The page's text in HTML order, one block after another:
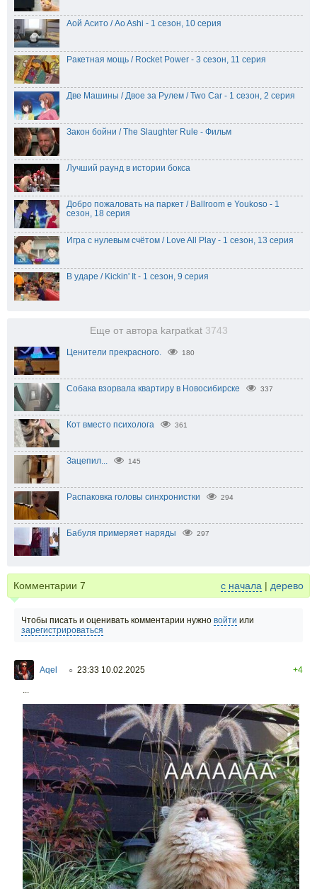
Аой Асито / Ao Ashi - 1 сезон, 10 серия
Ракетная мощь / Rocket Power - 3 сезон, 11 серия
Две Машины / Двое за Рулем / Two Car - 1 сезон, 2 серия
Закон бойни / The Slaughter Rule - Фильм
Лучший раунд в истории бокса
Добро пожаловать на паркет / Ballroom e Youkoso - 1
сезон, 18 серия
Игра с нулевым счётом / Love All Play - 1 сезон, 13 серия
В ударе / Kickin' It - 1 сезон, 9 серия
Еще от автора karpatkat 3743
Ценители прекрасного. 180
Собака взорвала квартиру в Новосибирске 337
Кот вместо психолога 361
Зацепил... 145
Распаковка головы синхронистки 294
Бабуля примеряет наряды 297
Комментарии 7 с начала | дерево
Чтобы писать и оценивать комментарии нужно войти или
зарегистрироваться
Aqel ○ 23:33 10.02.2025
+4